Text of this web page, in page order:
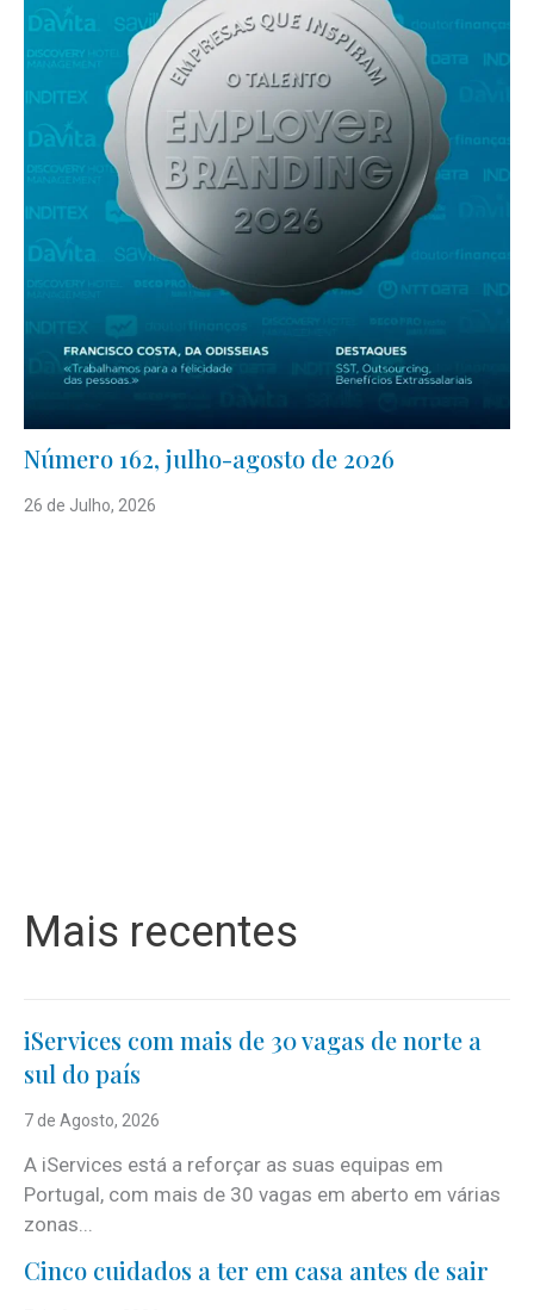
Número 162, julho-agosto de 2026
26 de Julho, 2026
Mais recentes
iServices com mais de 30 vagas de norte a
sul do país
7 de Agosto, 2026
A iServices está a reforçar as suas equipas em
Portugal, com mais de 30 vagas em aberto em várias
zonas...
Cinco cuidados a ter em casa antes de sair